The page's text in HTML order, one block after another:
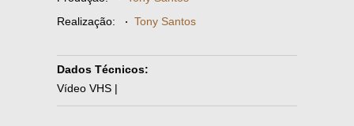
Realização: · Tony Santos
Dados Técnicos:
Vídeo VHS |